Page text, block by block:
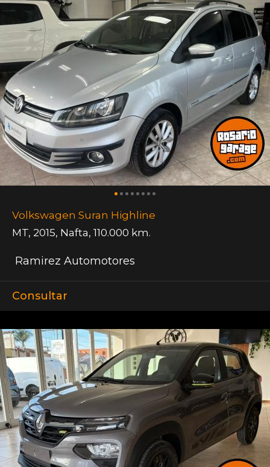
Volkswagen Suran Highline
MT, 2015, Nafta, 110.000 km.
Ramirez Automotores
Consultar